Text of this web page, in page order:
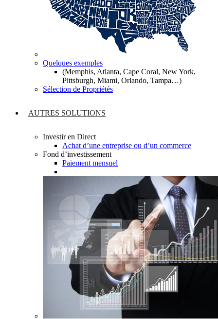
Quelques exemples
(Memphis, Atlanta, Cape Coral, New York,
Pittsburgh, Miami, Orlando, Tampa…)
Sélection de Propriétés
AUTRES SOLUTIONS
Investir en Direct
Achat d’une entreprise ou d’un commerce
Fond d’investissement
Paiement mensuel